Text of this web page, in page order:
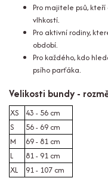
Pro majitele psů,
vlhkostí.
Pro aktivní rodiny,
období.
Pro každého, kdo
psího parťáka.
Velikosti bundy -
XS
43 - 56 cm
S
56 - 69 cm
M
69 - 81 cm
L
81 - 91 cm
XL
91 - 107 cm